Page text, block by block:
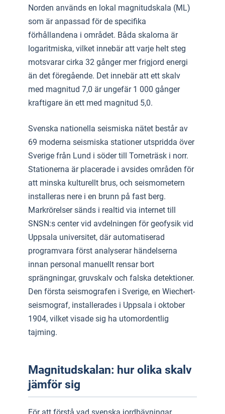
Norden används en lokal magnitudskala (ML)
som är anpassad för de specifika
förhållandena i området. Båda skalorna är
logaritmiska, vilket innebär att varje helt steg
motsvarar cirka 32 gånger mer frigjord energi
än det föregående. Det innebär att ett skalv
med magnitud 7,0 är ungefär 1 000 gånger
kraftigare än ett med magnitud 5,0.
Svenska nationella seismiska nätet består av
69 moderna seismiska stationer utspridda över
Sverige från Lund i söder till Torneträsk i norr.
Stationerna är placerade i avsides områden för
att minska kulturellt brus, och seismometern
installeras nere i en brunn på fast berg.
Markrörelser sänds i realtid via internet till
SNSN:s center vid avdelningen för geofysik vid
Uppsala universitet, där automatiserad
programvara först analyserar händelserna
innan personal manuellt rensar bort
sprängningar, gruvskalv och falska detektioner.
Den första seismografen i Sverige, en Wiechert-
seismograf, installerades i Uppsala i oktober
1904, vilket visade sig ha utomordentlig
tajming.
Magnitudskalan: hur olika skalv
jämför sig